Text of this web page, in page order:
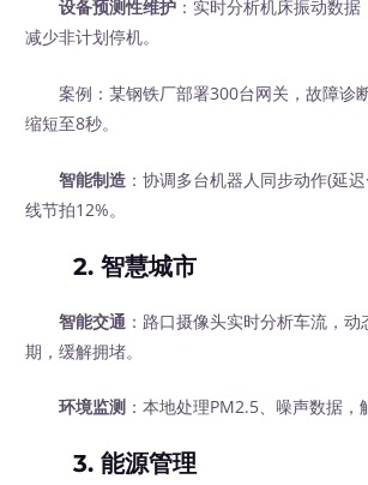
设备预测性维护 ：实时分析机床振动数据
减少非计划停机。
案例：某钢铁厂部署300台网关，故障诊
缩短至8秒。
智能制造 ：协调多台机器人同步动作(延
线节拍12%。
2.智慧城市
智能交通 ：路口摄像头实时分析车流，
期，缓解拥堵。
环境监测 ：本地处理PM2.5、噪声数据，
3.能源管理